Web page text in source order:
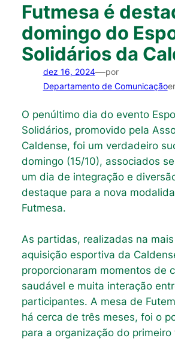
Futmesa é
domingo do
Solidários da
dez 16, 2024—por
Departamento de Comunicação
O penúltimo dia do evento
Solidários, promovido pela
Caldense, foi um verdadeiro
domingo (15/10), associados
um dia de integração e
destaque para a nova
Futmesa.
As partidas, realizadas na
aquisição esportiva da
proporcionaram momentos de
saudável e muita interação
participantes. A mesa de
há cerca de três meses, foi o
para a organização do primeiro